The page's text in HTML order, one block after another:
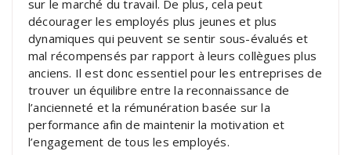
sur le marché du travail. De plus, cela peut
décourager les employés plus jeunes et plus
dynamiques qui peuvent se sentir sous-évalués et
mal récompensés par rapport à leurs collègues plus
anciens. Il est donc essentiel pour les entreprises de
trouver un équilibre entre la reconnaissance de
l’ancienneté et la rémunération basée sur la
performance afin de maintenir la motivation et
l’engagement de tous les employés.